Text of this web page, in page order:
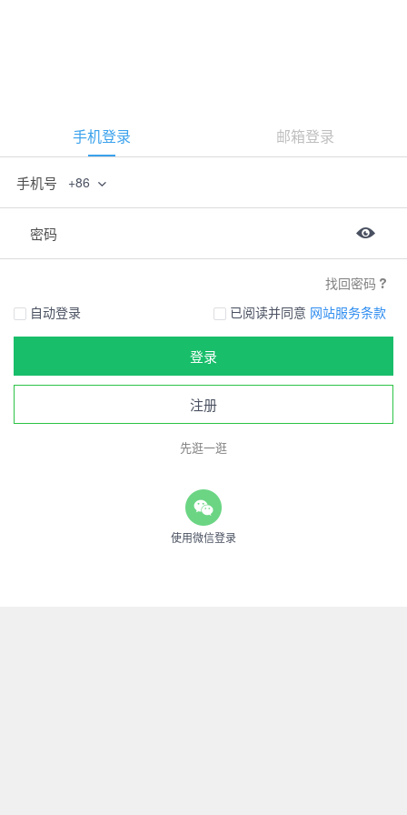
手机登录 邮箱登录
手机号 +86
密码
找回密码
自动登录
已阅读并同意 网站服务条款
登录
注册
先逛一逛
使用微信登录